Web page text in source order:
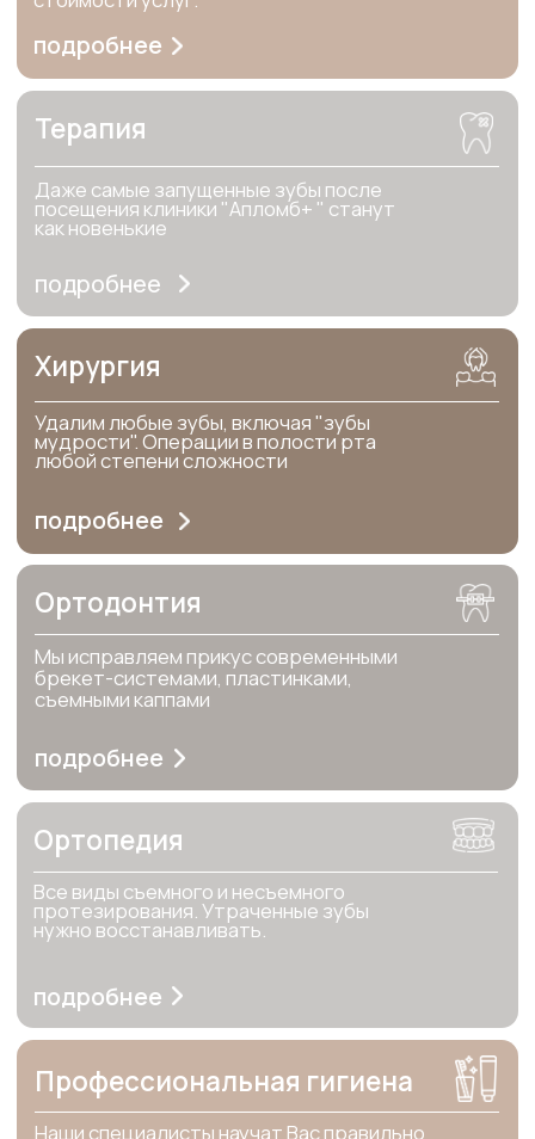
Запишитесь на консультацию
Оставить заявку
Профессиональная гигиена
подробнее
Наши специалисты научат Вас правильно
ухаживать за зубами и проведут Вам
профессиональную чистку
Детская стоматология
Абсолютно не больно вылечим ранний кариес,
понятным языком обучим профилактике и
гигиене
подробнее